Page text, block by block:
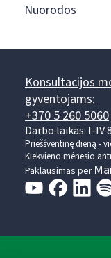
Nuorodos
Konsultacijos
gyventojams:
+370 5 260 5060
Darbo laikas: I-IV
Prieššventinę dieną -
Kiekvieno mėnesio
Paklausimas per